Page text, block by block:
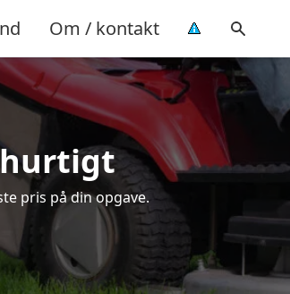
Om / kontakt
hurtigt
pris på din opgave.